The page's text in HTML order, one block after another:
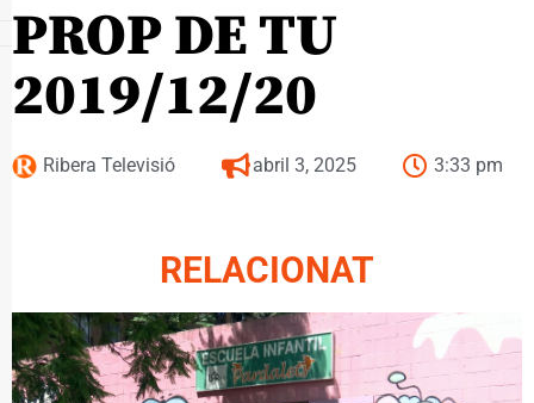
PROP DE TU
2019/12/20
Ribera Televisió abril 3, 2025 3:33 pm
RELACIONAT